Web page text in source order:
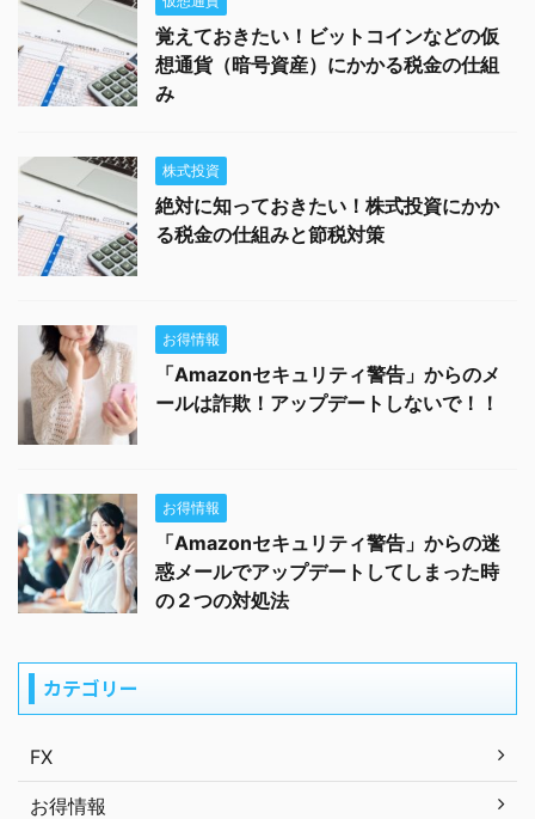
覚えておきたい！ビットコインなどの仮
想通貨（暗号資産）にかかる税金の仕組
み
株式投資
絶対に知っておきたい！株式投資にかか
る税金の仕組みと節税対策
お得情報
「Amazonセキュリティ警告」からのメ
ールは詐欺！アップデートしないで！！
お得情報
「Amazonセキュリティ警告」からの迷
惑メールでアップデートしてしまった時
の２つの対処法
カテゴリー
FX
お得情報